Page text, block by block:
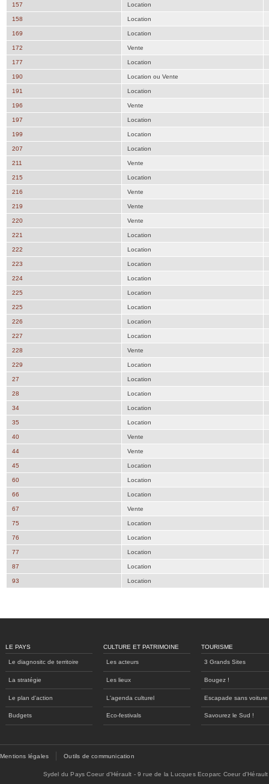
157 Location
158 Location
169 Location
172 Vente
177 Location
190 Location ou Vente
191 Location
196 Vente
197 Location
199 Location
207 Location
211 Vente
215 Location
216 Vente
219 Vente
220 Vente
221 Location
222 Location
223 Location
224 Location
225 Location
225 Location
226 Location
227 Location
228 Vente
229 Location
27 Location
28 Location
34 Location
35 Location
40 Vente
44 Vente
45 Location
60 Location
66 Location
67 Vente
75 Location
76 Location
77 Location
87 Location
93 Location
LE PAYS
Le diagnositc de territoire
La stratégie
Le plan d'action
Budgets
CULTURE ET PATRIMOINE
Les acteurs
Les lieux
L'agenda culturel
Eco-festivals
TOURISME
3 Grands Sites
Bougez !
Escapade sans voiture
Savourez le Sud !
Mentions légales Outils de communication
Sydel du Pays Coeur d'Hérault - 9 rue de la Lucques Ecoparc Coeur